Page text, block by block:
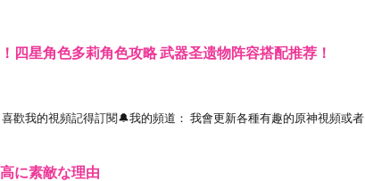
四星角色多莉角色攻略 武器圣遗物阵容搭配推荐！
歡我的視頻記得訂閱🔔我的頻道： 我會更新各種有趣的原神視頻或者
に素敵な理由